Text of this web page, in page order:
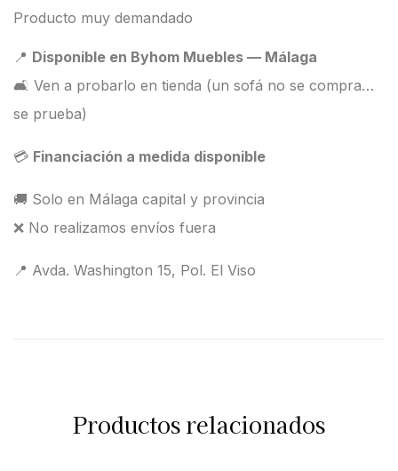
Producto muy demandado
📍 Disponible en Byhom Muebles — Málaga
🛋️ Ven a probarlo en tienda (un sofá no se compra…
se prueba)
💳 Financiación a medida disponible
🚚 Solo en Málaga capital y provincia
❌ No realizamos envíos fuera
📍 Avda. Washington 15, Pol. El Viso
Productos relacionados